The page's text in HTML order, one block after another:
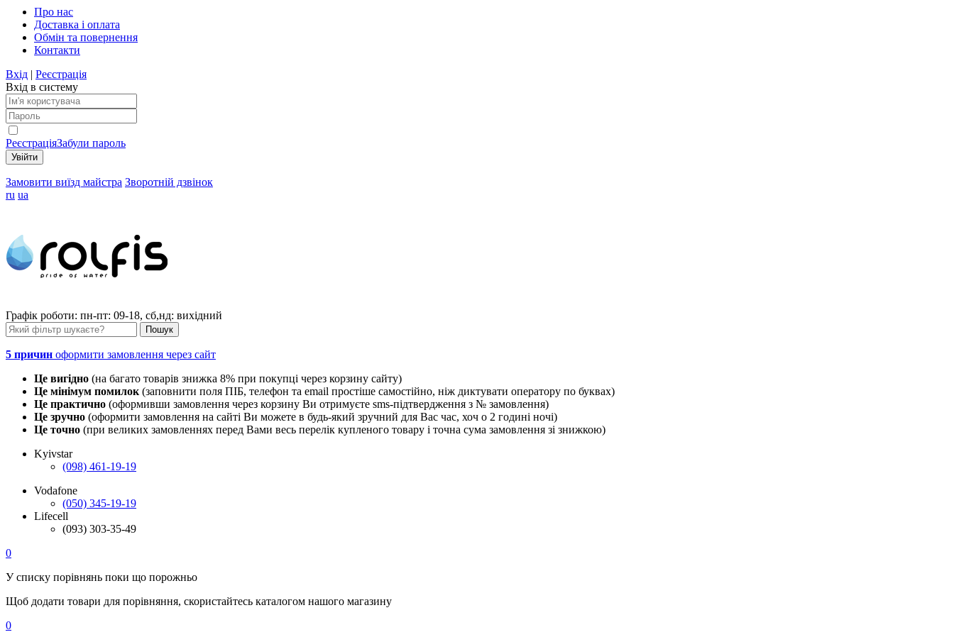
Про нас
Доставка і оплата
Обмін та повернення
Контакти
Вхід | Реєстрація
Вхід в систему
РеєстраціяЗабули пароль
Замовити виїзд майстра Зворотній дзвінок
ru ua
Графік роботи: пн-пт: 09-18, сб,нд: вихідний
5 причин оформити замовлення через сайт
Це вигідно (на багато товарів знижка 8% при покупці через корзину сайту)
Це мінімум помилок (заповнити поля ПІБ, телефон та email простіше самостійно, ніж диктувати оператору по буквах)
Це практично (оформивши замовлення через корзину Ви отримуєте sms-підтвердження з № замовлення)
Це зручно (оформити замовлення на сайті Ви можете в будь-який зручний для Вас час, хоч о 2 годині ночі)
Це точно (при великих замовленнях перед Вами весь перелік купленого товару і точна сума замовлення зі знижкою)
Kyivstar
(098) 461-19-19
Vodafone
(050) 345-19-19
Lifecell
(093) 303-35-49
0
У списку порівнянь поки що порожньо
Щоб додати товари для порівняння, скористайтесь каталогом нашого магазину
0